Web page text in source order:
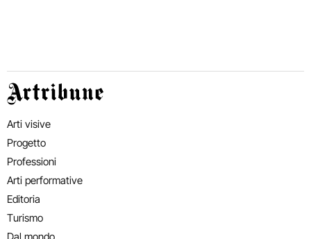
Artribune
Arti visive
Progetto
Professioni
Arti performative
Editoria
Turismo